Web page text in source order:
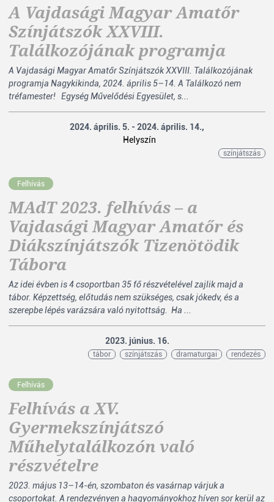
A Vajdasági Magyar Amatőr
Színjátszók XXVIII.
Találkozójának programja
A Vajdasági Magyar Amatőr Színjátszók XXVIII. Találkozójának
programja Nagykikinda, 2024. április 5–14. A Találkozó nem
tréfamester! Egység Művelődési Egyesület, s...
2024. április. 5. - 2024. április. 14.,
Helyszín
színjátszás
Felhívás
MAdT 2023. felhívás – a
Vajdasági Magyar Amatőr és
Diákszínjátszók Tizenötödik
Tábora
Az idei évben is 4 csoportban 35 fő részvételével zajlik majd a
tábor. Képzettség, előtudás nem szükséges, csak jókedv, és a
szerepbe lépés varázsára való nyitottság. Ha ...
2023. június. 16.
tábor színjátszás dramaturgai rendezés
Felhívás
Felhívás a XV.
Gyermekszínjátszó
Műhelytalálkozón való
részvételre
2023. május 13–14-én, szombaton és vasárnap várjuk a
csoportokat. A rendezvényen a hagyományokhoz híven sor kerül az